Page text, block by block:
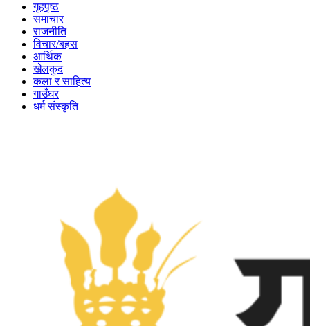
गृहपृष्ठ
समाचार
राजनीति
विचार/बहस
आर्थिक
खेलकुद
कला र साहित्य
गाउँघर
धर्म संस्कृति